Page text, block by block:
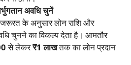
अवधि चुनें
के अनुसार लोन राशि और
चुनने का विकल्प देता है। आमतौर
से लेकर₹1 लाखतक का लोन प्रदान